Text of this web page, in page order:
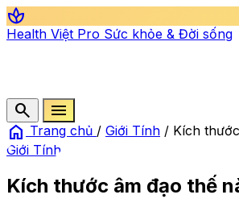
spa
Health Việt Pro Sức khỏe & Đời sống
search
menu
home Trang chủ / Giới Tính / Kích
Giới Tính
Kích thước âm đạo thế